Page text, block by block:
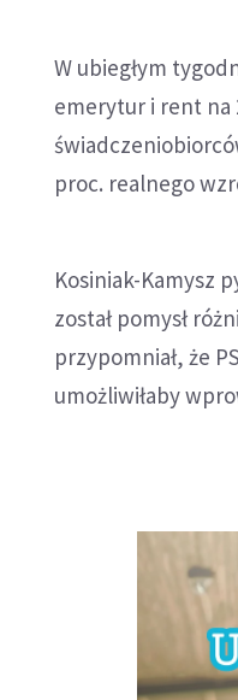
W ubiegłym
emerytur i rent na
proc. realnego
Kosiniak-Kamysz
został pomysł
przypomniał, że
umożliwiłaby